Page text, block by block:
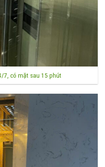
7, có mặt sau 15 phút